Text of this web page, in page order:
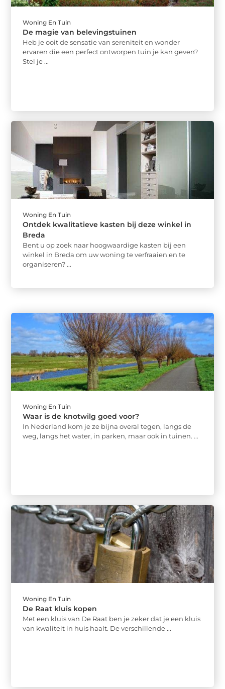
Woning En Tuin
De magie van belevingstuinen
Heb je ooit de sensatie van sereniteit en wonder
ervaren die een perfect ontworpen tuin je kan geven?
Stel je ...
Woning En Tuin
Ontdek kwalitatieve kasten bij deze winkel in
Breda
Bent u op zoek naar hoogwaardige kasten bij een
winkel in Breda om uw woning te verfraaien en te
organiseren? ...
Woning En Tuin
Waar is de knotwilg goed voor?
In Nederland kom je ze bijna overal tegen, langs de
weg, langs het water, in parken, maar ook in tuinen. ...
Woning En Tuin
De Raat kluis kopen
Met een kluis van De Raat ben je zeker dat je een kluis
van kwaliteit in huis haalt. De verschillende ...